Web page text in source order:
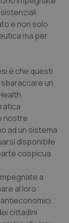
e non solo
ma per
è che questi
un
nostre
ad un sistema
disponibile
cospicua
a
al loro
cittadini